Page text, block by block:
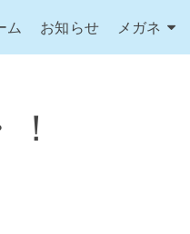
ム お知らせ メガネ